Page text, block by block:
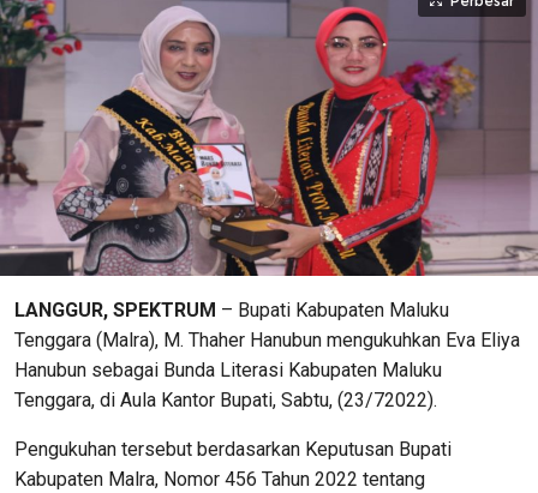
LANGGUR, SPEKTRUM – Bupati Kabupaten Maluku
Tenggara (Malra), M. Thaher Hanubun mengukuhkan Eva Eliya
Hanubun sebagai Bunda Literasi Kabupaten Maluku
Tenggara, di Aula Kantor Bupati, Sabtu, (23/72022).
Pengukuhan tersebut berdasarkan Keputusan Bupati
Kabupaten Malra, Nomor 456 Tahun 2022 tentang